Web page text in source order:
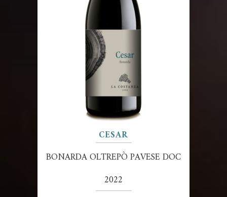
CESAR
BONARDA OLTREPÒ PAVESE DOC
2022